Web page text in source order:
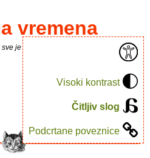
Visoki kontrast
Čitljiv slog
Podcrtane poveznice
vremena
je puno knjiga.